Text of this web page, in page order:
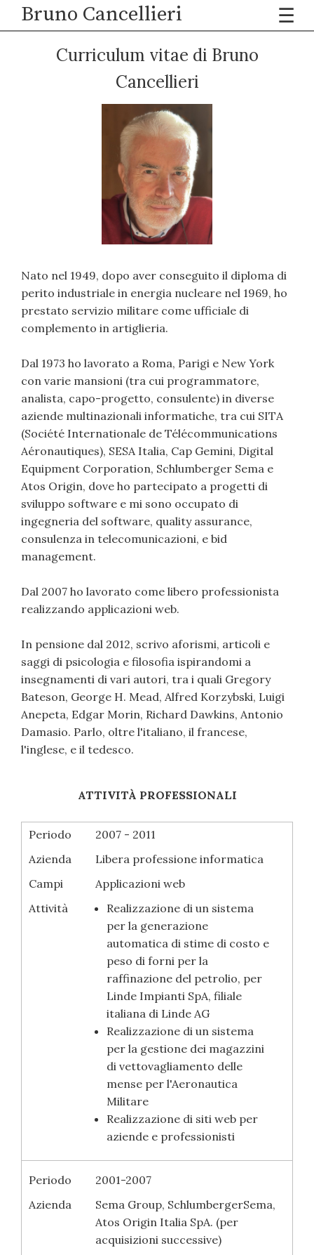
Bruno Cancellieri
☰
Curriculum vitae di Bruno
Cancellieri
Nato nel 1949, dopo aver conseguito il diploma di
perito industriale in energia nucleare nel 1969, ho
prestato servizio militare come ufficiale di
complemento in artiglieria.
Dal 1973 ho lavorato a Roma, Parigi e New York
con varie mansioni (tra cui programmatore,
analista, capo-progetto, consulente) in diverse
aziende multinazionali informatiche, tra cui SITA
(Société Internationale de Télécommunications
Aéronautiques), SESA Italia, Cap Gemini, Digital
Equipment Corporation, Schlumberger Sema e
Atos Origin, dove ho partecipato a progetti di
sviluppo software e mi sono occupato di
ingegneria del software, quality assurance,
consulenza in telecomunicazioni, e bid
management.
Dal 2007 ho lavorato come libero professionista
realizzando applicazioni web.
In pensione dal 2012, scrivo aforismi, articoli e
saggi di psicologia e filosofia ispirandomi a
insegnamenti di vari autori, tra i quali Gregory
Bateson, George H. Mead, Alfred Korzybski, Luigi
Anepeta, Edgar Morin, Richard Dawkins, Antonio
Damasio. Parlo, oltre l'italiano, il francese,
l'inglese, e il tedesco.
ATTIVITÀ PROFESSIONALI
Periodo
2007 - 2011
Azienda
Libera professione informatica
Campi
Applicazioni web
Attività
Realizzazione di un sistema
per la generazione
automatica di stime di costo e
peso di forni per la
raffinazione del petrolio, per
Linde Impianti SpA, filiale
italiana di Linde AG
Realizzazione di un sistema
per la gestione dei magazzini
di vettovagliamento delle
mense per l'Aeronautica
Militare
Realizzazione di siti web per
aziende e professionisti
Periodo
2001-2007
Azienda
Sema Group, SchlumbergerSema,
Atos Origin Italia SpA. (per
acquisizioni successive)